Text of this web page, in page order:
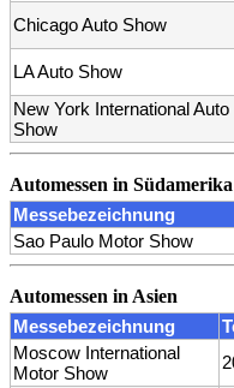
Chicago Auto Show
LA Auto Show
New York International Auto
Show
Automessen in Südamerika
Messebezeichnung
Sao Paulo Motor Show
Automessen in Asien
Messebezeichnung
Moscow International
Motor Show